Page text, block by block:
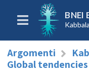
BNEI
Argomenti
Global tendencies